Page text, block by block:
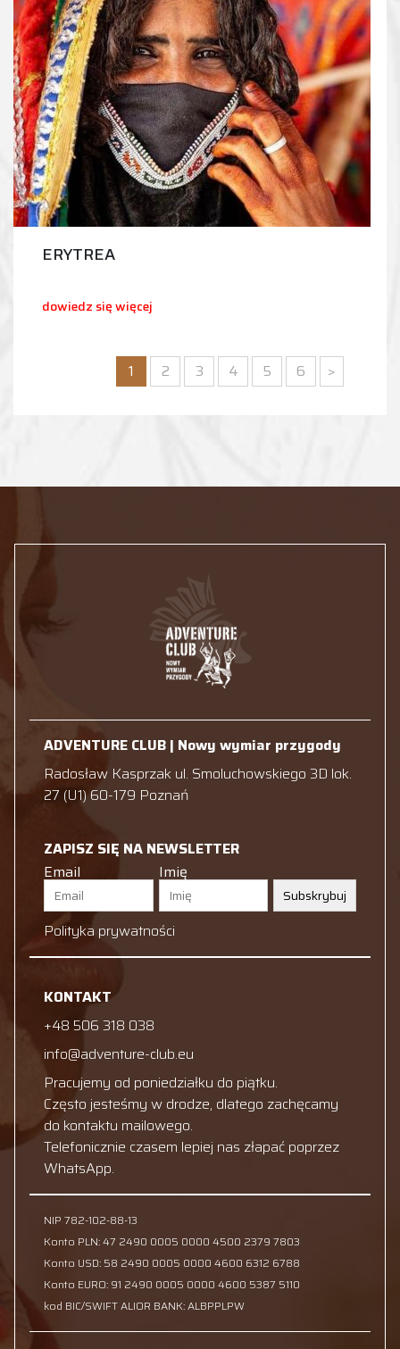
ERYTREA
dowiedz się więcej
1 2 3 4 5 6 >
ADVENTURE CLUB | Nowy wymiar przygody
Radosław Kasprzak ul. Smoluchowskiego 3D lok.
27 (U1) 60-179 Poznań
ZAPISZ SIĘ NA NEWSLETTER
Email
Imię
Subskrybuj
Polityka prywatności
KONTAKT
+48 506 318 038
info@adventure-club.eu
Pracujemy od poniedziałku do piątku.
Często jesteśmy w drodze, dlatego zachęcamy
do kontaktu mailowego.
Telefonicznie czasem lepiej nas złapać poprzez
WhatsApp.
NIP 782-102-88-13
Konto PLN: 47 2490 0005 0000 4500 2379 7803
Konto USD: 58 2490 0005 0000 4600 6312 6788
Konto EURO: 91 2490 0005 0000 4600 5387 5110
kod BIC/SWIFT ALIOR BANK: ALBPPLPW